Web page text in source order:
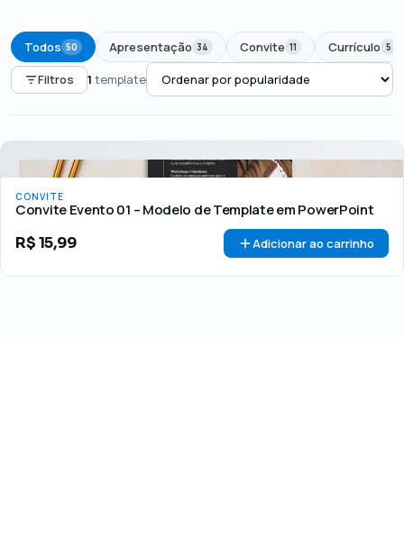
Todos 50 Apresentação 34 Convite 11 Currículo 5
Filtros 1 template
PREÇO
Todos Até R$50 R$50 – R$100 Acima de R$100
OFERTA 🏷 Em promoção
CONVITE
Convite Evento 01 – Modelo de Template em PowerPoint
R$15,99 Adicionar ao carrinho